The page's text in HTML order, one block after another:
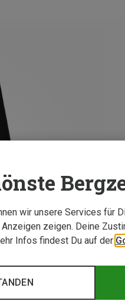
wir unsere Services für
zeigen. Deine
Infos findest Du auf der